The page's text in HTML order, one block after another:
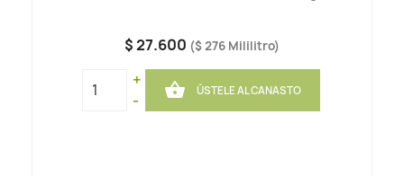
$ 27.600 ($ 276 Mililitro)
+
-
 ÚSTELE AL CANASTO